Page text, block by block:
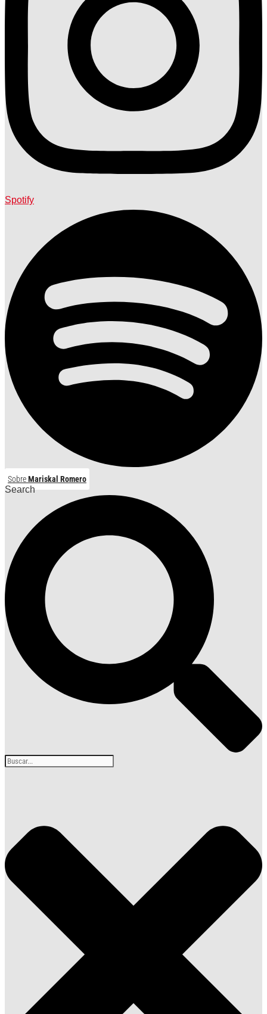
Spotify
SobreMariskal Romero
Search